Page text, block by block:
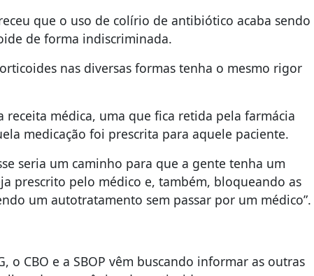
que o uso de colírio de antibiótico acaba sendo
de forma indiscriminada.
nas diversas formas tenha o mesmo rigor
receita médica, uma que fica retida pela farmácia
medicação foi prescrita para aquele paciente.
seria um caminho para que a gente tenha um
prescrito pelo médico e, também, bloqueando as
um autotratamento sem passar por um médico”.
o CBO e a SBOP vêm buscando informar as outras